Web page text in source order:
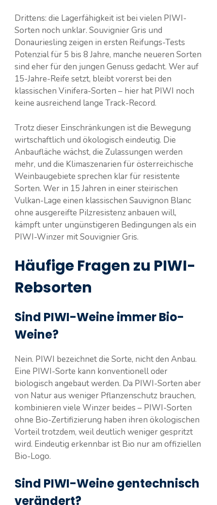
Drittens: die Lagerfähigkeit ist bei vielen PIWI-
Sorten noch unklar. Souvignier Gris und
Donauriesling zeigen in ersten Reifungs-Tests
Potenzial für 5 bis 8 Jahre, manche neueren Sorten
sind eher für den jungen Genuss gedacht. Wer auf
15-Jahre-Reife setzt, bleibt vorerst bei den
klassischen Vinifera-Sorten – hier hat PIWI noch
keine ausreichend lange Track-Record.
Trotz dieser Einschränkungen ist die Bewegung
wirtschaftlich und ökologisch eindeutig. Die
Anbaufläche wächst, die Zulassungen werden
mehr, und die Klimaszenarien für österreichische
Weinbaugebiete sprechen klar für resistente
Sorten. Wer in 15 Jahren in einer steirischen
Vulkan-Lage einen klassischen Sauvignon Blanc
ohne ausgereifte Pilzresistenz anbauen will,
kämpft unter ungünstigeren Bedingungen als ein
PIWI-Winzer mit Souvignier Gris.
Häufige Fragen zu PIWI-
Rebsorten
Sind PIWI-Weine immer Bio-
Weine?
Nein. PIWI bezeichnet die Sorte, nicht den Anbau.
Eine PIWI-Sorte kann konventionell oder
biologisch angebaut werden. Da PIWI-Sorten aber
von Natur aus weniger Pflanzenschutz brauchen,
kombinieren viele Winzer beides – PIWI-Sorten
ohne Bio-Zertifizierung haben ihren ökologischen
Vorteil trotzdem, weil deutlich weniger gespritzt
wird. Eindeutig erkennbar ist Bio nur am offiziellen
Bio-Logo.
Sind PIWI-Weine gentechnisch
verändert?